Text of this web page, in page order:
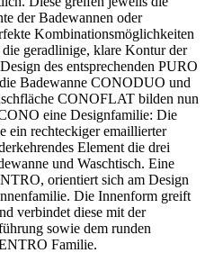
der Badewannen oder
Kombinationsmöglichkeiten
geradlinige, klare Kontur der
des entsprechenden PURO
Badewanne CONODUO und
CONOFLAT bilden nun
eine Designfamilie: Die
ein rechteckiger emaillierter
Element die drei
und Waschtisch. Eine
orientiert sich am Design
Die Innenform greift
verbindet diese mit der
sowie dem runden
Familie.